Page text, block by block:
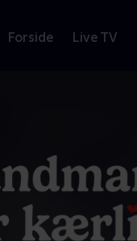
Forside Live TV